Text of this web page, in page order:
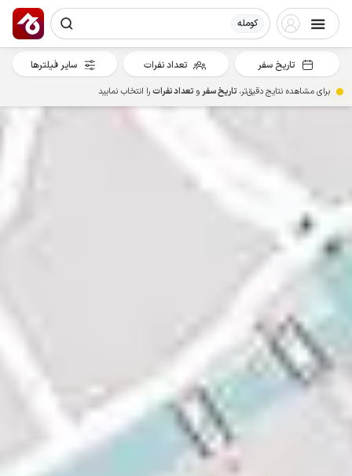
کومله
تاریخ سفر تعداد نفرات سایر فیلترها
برای مشاهده نتایج دقیق‌تر، تاریخ سفرو تعداد نفراترا انتخاب نمایید